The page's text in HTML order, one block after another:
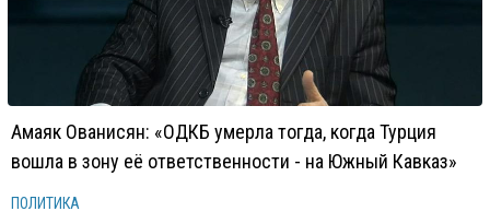
Амаяк Ованисян: «ОДКБ умерла тогда, когда Турция
вошла в зону её ответственности - на Южный Кавказ»
ПОЛИТИКА